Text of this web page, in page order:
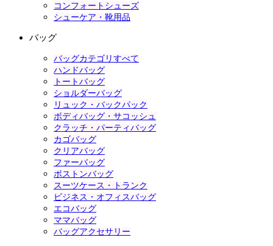
コンフォートシューズ
シューケア・靴用品
バッグ
バッグカテゴリすべて
ハンドバッグ
トートバッグ
ショルダーバッグ
リュック・バックパック
ボディバッグ・サコッシュ
クラッチ・パーティバッグ
カゴバッグ
クリアバッグ
ファーバッグ
ボストンバッグ
スーツケース・トランク
ビジネス・オフィスバッグ
エコバッグ
ママバッグ
バッグアクセサリー